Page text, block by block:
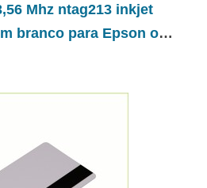
Mhz ntag213 inkjet
branco para Epson ou